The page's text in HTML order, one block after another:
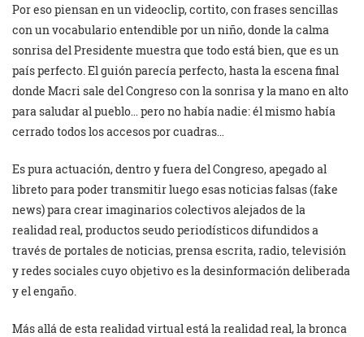
Por eso piensan en un videoclip, cortito, con frases sencillas
con un vocabulario entendible por un niño, donde la calma
sonrisa del Presidente muestra que todo está bien, que es un
país perfecto. El guión parecía perfecto, hasta la escena final
donde Macri sale del Congreso con la sonrisa y la mano en alto
para saludar al pueblo… pero no había nadie: él mismo había
cerrado todos los accesos por cuadras…
Es pura actuación, dentro y fuera del Congreso, apegado al
libreto para poder transmitir luego esas noticias falsas (fake
news) para crear imaginarios colectivos alejados de la
realidad real, productos seudo periodísticos difundidos a
través de portales de noticias, prensa escrita, radio, televisión
y redes sociales cuyo objetivo es la desinformación deliberada
y el engaño.
Más allá de esta realidad virtual está la realidad real, la bronca